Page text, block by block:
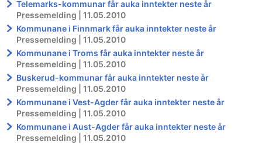
Telemarks-kommunar får auka inntekter neste år
Pressemelding | 11.05.2010
Kommunane i Finnmark får auka inntekter neste år
Pressemelding | 11.05.2010
Kommunane i Troms får auka inntekter neste år
Pressemelding | 11.05.2010
Buskerud-kommunar får auka inntekter neste år
Pressemelding | 11.05.2010
Kommunane i Vest-Agder får auka inntekter neste år
Pressemelding | 11.05.2010
Kommunane i Aust-Agder får auka inntekter neste år
Pressemelding | 11.05.2010